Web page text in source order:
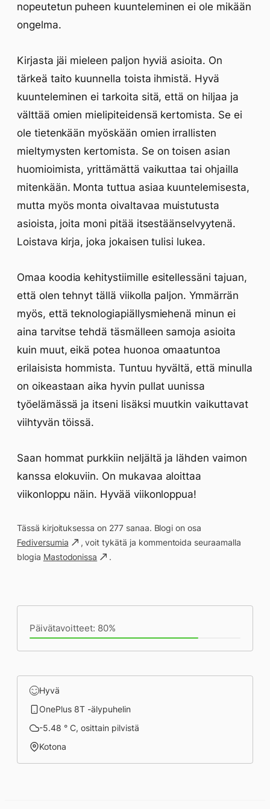
nopeutetun puheen kuunteleminen ei ole mikään
ongelma.
Kirjasta jäi mieleen paljon hyviä asioita. On
tärkeä taito kuunnella toista ihmistä. Hyvä
kuunteleminen ei tarkoita sitä, että on hiljaa ja
välttää omien mielipiteidensä kertomista. Se ei
ole tietenkään myöskään omien irrallisten
mieltymysten kertomista. Se on toisen asian
huomioimista, yrittämättä vaikuttaa tai ohjailla
mitenkään. Monta tuttua asiaa kuuntelemisesta,
mutta myös monta oivaltavaa muistutusta
asioista, joita moni pitää itsestäänselvyytenä.
Loistava kirja, joka jokaisen tulisi lukea.
Omaa koodia kehitystiimille esitellessäni tajuan,
että olen tehnyt tällä viikolla paljon. Ymmärrän
myös, että teknologiapiällysmiehenä minun ei
aina tarvitse tehdä täsmälleen samoja asioita
kuin muut, eikä potea huonoa omaatuntoa
erilaisista hommista. Tuntuu hyvältä, että minulla
on oikeastaan aika hyvin pullat uunissa
työelämässä ja itseni lisäksi muutkin vaikuttavat
viihtyvän töissä.
Saan hommat purkkiin neljältä ja lähden vaimon
kanssa elokuviin. On mukavaa aloittaa
viikonloppu näin. Hyvää viikonloppua!
Tässä kirjoituksessa on 277 sanaa. Blogi on osa
Fediversumia
, voit tykätä ja kommentoida seuraamalla
blogia Mastodonissa .
Päivätavoitteet: 80%
Hyvä
OnePlus 8T -älypuhelin
-5.48 ° C, osittain pilvistä
Kotona